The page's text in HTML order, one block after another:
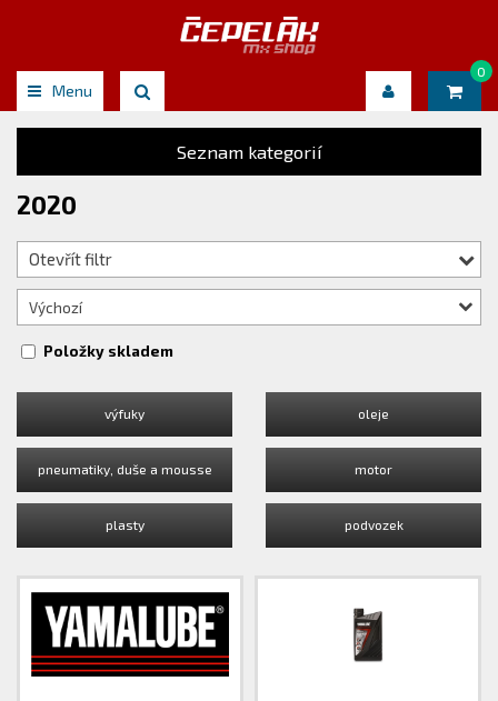
Menu
0
Seznam kategorií
2020
Otevřít filtr
Výchozí
Položky skladem
výfuky oleje
pneumatiky, duše a mousse motor
plasty podvozek